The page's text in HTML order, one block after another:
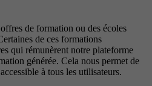
de formation ou des écoles
de ces formations
qui rémunèrent notre plateforme
générée. Cela nous permet de
à tous les utilisateurs.